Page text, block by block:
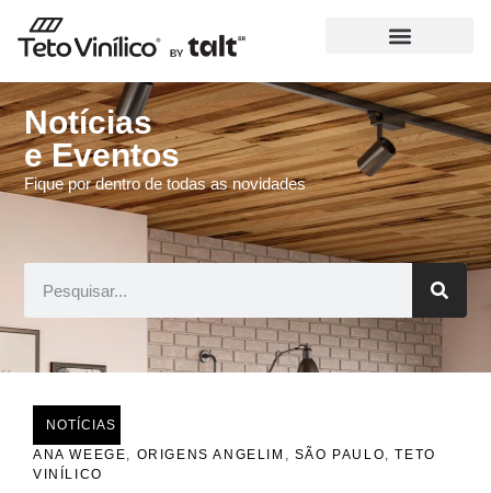
Notícias
e Eventos
Fique por dentro de todas as novidades
NOTÍCIAS
ANA WEEGE, ORIGENS ANGELIM , SÃO PAULO,TETO
VINÍLICO